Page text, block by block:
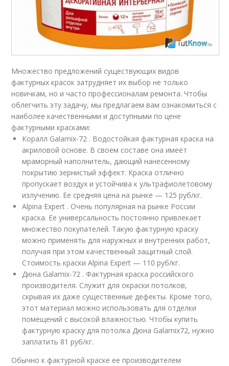
Множество предложений существующих видов
фактурных красок затрудняет их выбор не только
новичкам, но и часто профессионалам ремонта. Чтобы
облегчить эту задачу, мы предлагаем вам ознакомиться с
наиболее качественными и доступными по цене
фактурными красками:
Коралл Galamix-72 . Водостойкая фактурная краска на
акриловой основе. В своем составе она имеет
мраморный наполнитель, дающий нанесенному
покрытию зернистый эффект. Краска отлично
пропускает воздух и устойчива к ультрафиолетовому
излучению. Ее средняя цена на рынке — 125 руб/кг.
Alpina Expert . Очень популярная на рынке России
краска. Ее универсальность постоянно привлекает
множество покупателей. Такую фактурную краску
можно применять для наружных и внутренних работ,
получая при этом качественный защитный слой.
Стоимость краски Alpina Expert — 110 руб/кг.
Дюна Galamix-72 . Фактурная краска российского
производителя. Служит для окраски потолков,
скрывая их даже существенные дефекты. Кроме того,
этот материал можно использовать для отделки
помещений с высокой влажностью. Чтобы купить
фактурную краску для потолка Дюна Galamix72, нужно
заплатить 81 руб/кг.
Обычно к фактурной краске ее производителем